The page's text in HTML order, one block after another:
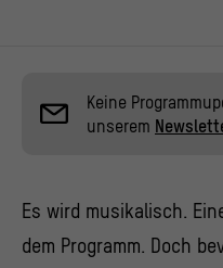
Keine
unserem
Es wird musikalisch.
dem Programm. Doch